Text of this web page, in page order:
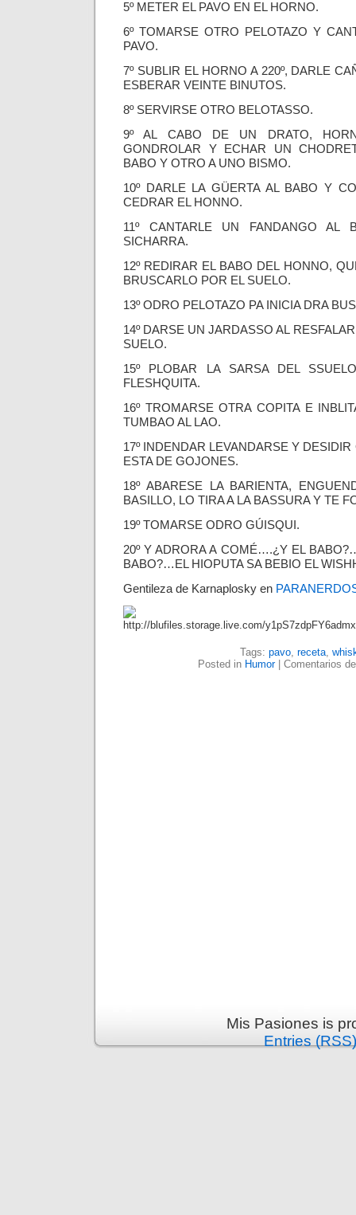
5º METER EL PAVO EN EL HORNO.
6º TOMARSE OTRO PELOTAZO Y
PAVO.
7º SUBLIR EL HORNO A 220º, DARLE
ESBERAR VEINTE BINUTOS.
8º SERVIRSE OTRO BELOTASSO.
9º AL CABO DE UN DRATO,
GONDROLAR Y ECHAR UN
BABO Y OTRO A UNO BISMO.
10º DARLE LA GÜERTA AL BABO Y
CEDRAR EL HONNO.
11º CANTARLE UN FANDANGO AL
SICHARRA.
12º REDIRAR EL BABO DEL HONNO,
BRUSCARLO POR EL SUELO.
13º ODRO PELOTAZO PA INICIA DRA
14º DARSE UN JARDASSO AL
SUELO.
15º PLOBAR LA SARSA DEL
FLESHQUITA.
16º TROMARSE OTRA COPITA E
TUMBAO AL LAO.
17º INDENDAR LEVANDARSE Y
ESTA DE GOJONES.
18º ABARESE LA BARIENTA,
BASILLO, LO TIRA A LA BASSURA Y TE
19º TOMARSE ODRO GÚISQUI.
20º Y ADRORA A COMÉ….¿Y EL
BABO?…EL HIOPUTA SA BEBIO EL
Gentileza de Karnaplosky en
Tags: pavo, receta,
Posted in Humor| Comentarios
Mis Pasiones is
Entries (RSS)